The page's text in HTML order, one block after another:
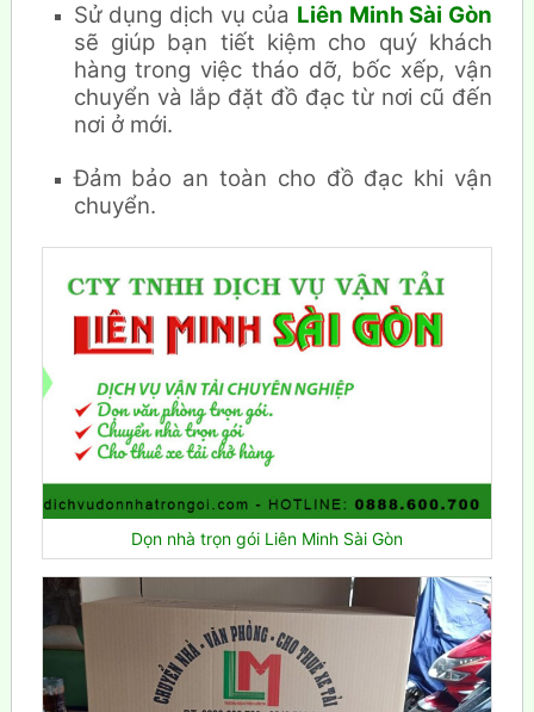
Sử dụng dịch vụ của Liên Minh Sài Gòn
sẽ giúp bạn tiết kiệm cho quý khách
hàng trong việc tháo dỡ, bốc xếp, vận
chuyển và lắp đặt đồ đạc từ nơi cũ đến
nơi ở mới.
Đảm bảo an toàn cho đồ đạc khi vận
chuyển.
Dọn nhà trọn gói Liên Minh Sài Gòn